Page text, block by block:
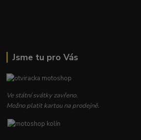
Jsme tu pro Vás
Ve státní svátky zavřeno.
Možno platit kartou na prodejně.